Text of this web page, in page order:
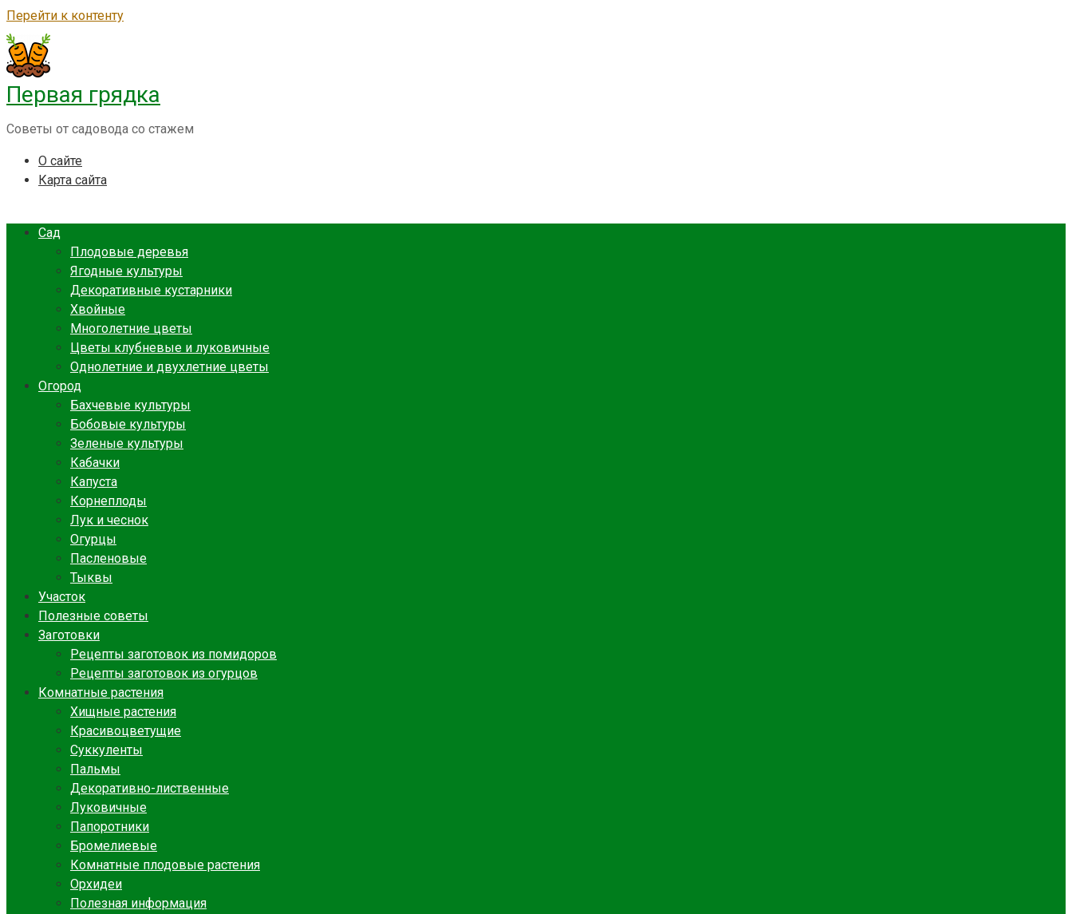
Перейти к контенту
Первая грядка
Советы от садовода со стажем
О сайте
Карта сайта
Сад
Плодовые деревья
Ягодные культуры
Декоративные кустарники
Хвойные
Многолетние цветы
Цветы клубневые и луковичные
Однолетние и двухлетние цветы
Огород
Бахчевые культуры
Бобовые культуры
Зеленые культуры
Кабачки
Капуста
Корнеплоды
Лук и чеснок
Огурцы
Пасленовые
Тыквы
Участок
Полезные советы
Заготовки
Рецепты заготовок из помидоров
Рецепты заготовок из огурцов
Комнатные растения
Хищные растения
Красивоцветущие
Суккуленты
Пальмы
Декоративно-лиственные
Луковичные
Папоротники
Бромелиевые
Комнатные плодовые растения
Орхидеи
Полезная информация